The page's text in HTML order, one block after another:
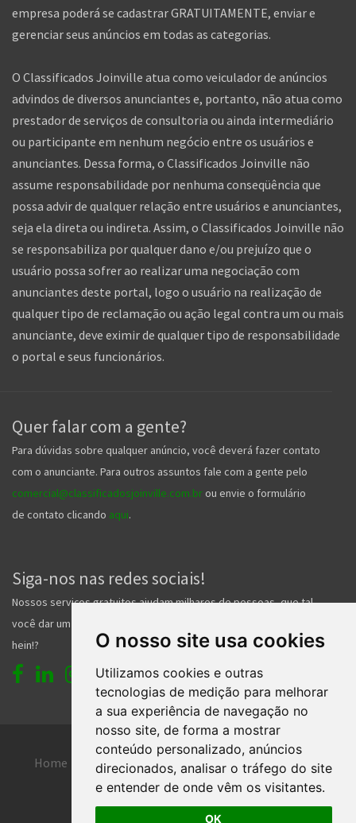
O nosso site usa cookies
Utilizamos cookies e outras
tecnologias de medição para melhorar
a sua experiência de navegação no
nosso site, de forma a mostrar
conteúdo personalizado, anúncios
direcionados, analisar o tráfego do site
e entender de onde vêm os visitantes.
OK
empresa poderá se cadastrar GRATUITAMENTE, enviar e
gerenciar seus anúncios em todas as categorias.
O Classificados Joinville atua como veiculador de anúncios
advindos de diversos anunciantes e, portanto, não atua como
prestador de serviços de consultoria ou ainda intermediário
ou participante em nenhum negócio entre os usuários e
anunciantes. Dessa forma, o Classificados Joinville não
assume responsabilidade por nenhuma conseqüência que
possa advir de qualquer relação entre usuários e anunciantes,
seja ela direta ou indireta. Assim, o Classificados Joinville não
se responsabiliza por qualquer dano e/ou prejuízo que o
usuário possa sofrer ao realizar uma negociação com
anunciantes deste portal, logo o usuário na realização de
qualquer tipo de reclamação ou ação legal contra um ou mais
anunciante, deve eximir de qualquer tipo de responsabilidade
o portal e seus funcionários.
Quer falar com a gente?
Para dúvidas sobre qualquer anúncio, você deverá fazer contato
com o anunciante. Para outros assuntos fale com a gente pelo
comercial@classificadosjoinville.com.br ou envie o formulário
de contato clicando aqui.
Siga-nos nas redes sociais!
Nossos serviços gratuitos ajudam milhares de pessoas, que tal
você dar um forcinha pra gente e nos seguir nas redes sociais
hein!?
Home Entrar Faça seu cadastro
Contato Central de ajuda